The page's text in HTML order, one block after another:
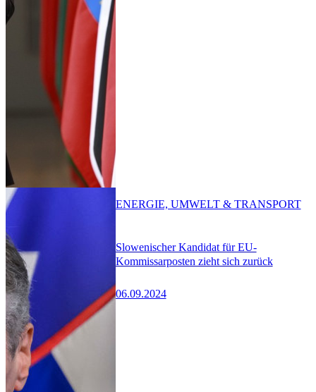
Slowenischer Kandidat für EU-
Kommissarposten zieht sich zurück
06.09.2024
ENERGIE, UMWELT & TRANSPORT